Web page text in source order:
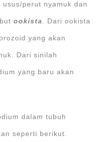
perut nyamuk dan
ookista. Dari ookista
yang akan
Dari sinilah
yang baru akan
dalam tubuh
seperti berikut.